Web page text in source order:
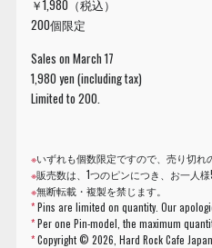
￥1,980（税込）
200個限定
Sales on March 17
1,980 yen (including tax)
Limited to 200.
※いずれも個数限定ですので、売り切れ
※販売数は、1つのピンにつき、お一人
※無断転載・複製を禁じます。
*Pins are limited on quantity. Our
*Per one Pin-model, the maximum
*Copyright ©2026, Hard Rock Cafe